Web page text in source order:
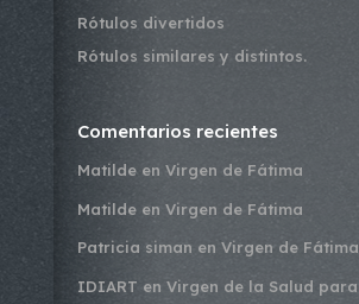
Rótulos divertidos
Rótulos similares y distintos.
Comentarios recientes
Matildeen Virgen de Fátima
Matildeen Virgen de Fátima
Patricia siman en Virgen de Fátima
IDIART en Virgen de la Salud para